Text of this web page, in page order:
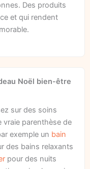
Des produits
et qui rendent
Noël bien-être
sur des soins
vraie parenthèse de
exemple un bain
des bains relaxants
pour des nuits